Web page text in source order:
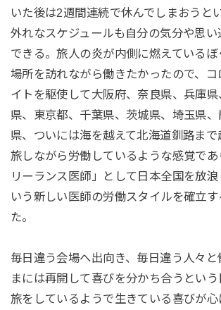
いた後は2週間連続で休んでしまおうと
外れなスケジュールも自分の気分や思
できる。旅人の炎が内側に燃えている
場所を訪れながら働きたかったので、
イトを駆使して大阪府、奈良県、兵庫
県、東京都、千葉県、茨城県、埼玉県
県、ついには海を越えて北海道釧路ま
旅しながら労働しているような感覚であ
リーランス医師」として日本全国を放
いう新しい医師の労働スタイルを確立
た。
毎日違う会場へ出向き、毎日違う人々と
まには再開して喜びを分かち合うとい
旅をしているようで生きている喜びが